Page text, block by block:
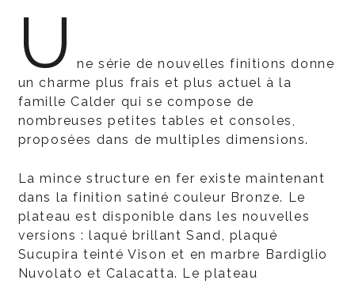
U
ne série de nouvelles finitions donne
un charme plus frais et plus actuel à la
famille Calder qui se compose de
nombreuses petites tables et consoles,
proposées dans de multiples dimensions.
La mince structure en fer existe maintenant
dans la finition satiné couleur Bronze. Le
plateau est disponible dans les nouvelles
versions : laqué brillant Sand, plaqué
Sucupira teinté Vison et en marbre Bardiglio
Nuvolato et Calacatta. Le plateau